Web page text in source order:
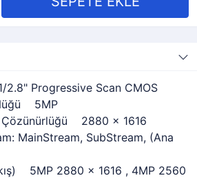
Progressive Scan CMOS
5MP
Çözünürlüğü 2880 x 1616
MainStream, SubStream, (Ana
5MP 2880 x 1616 , 4MP 2560